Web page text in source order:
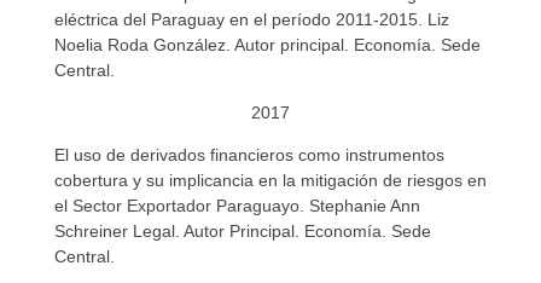
eléctrica del Paraguay en el período 2011-2015. Liz
Noelia Roda González. Autor principal. Economía. Sede
Central.
2017
El uso de derivados financieros como instrumentos
cobertura y su implicancia en la mitigación de riesgos en
el Sector Exportador Paraguayo. Stephanie Ann
Schreiner Legal. Autor Principal. Economía. Sede
Central.